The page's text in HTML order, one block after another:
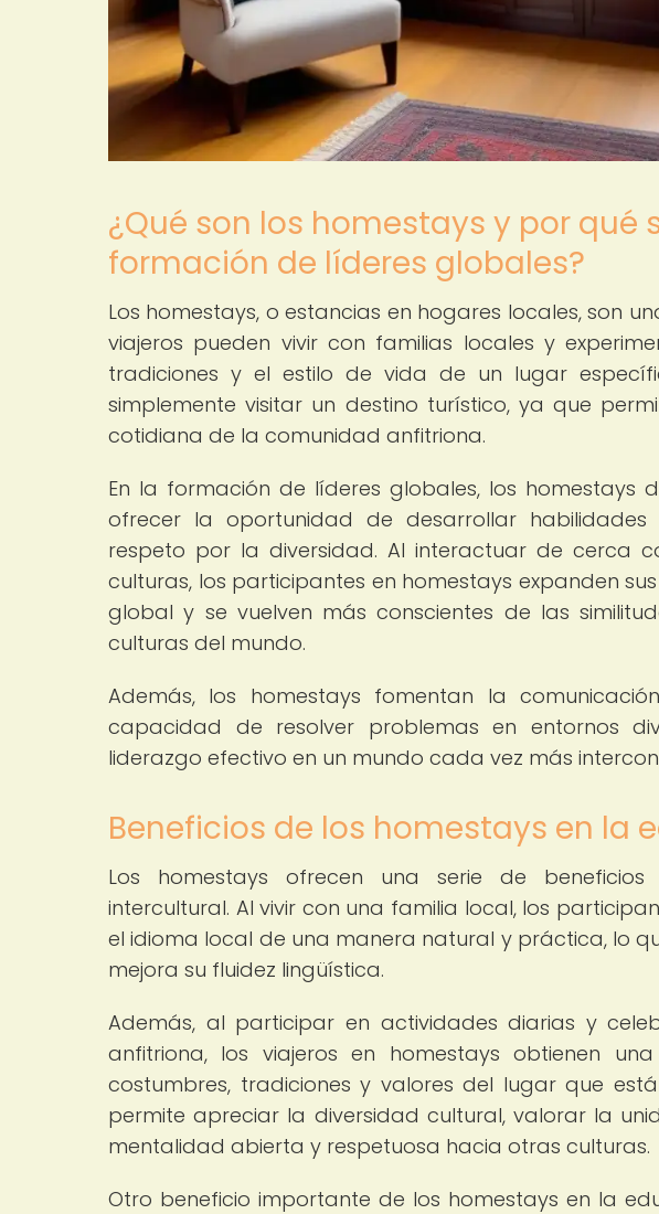
¿Qué son los homestays y por
formación de líderes globales?
Los homestays, o estancias en hogares locales, son
viajeros pueden vivir con familias locales y
tradiciones y el estilo de vida de un lugar
simplemente visitar un destino turístico, ya que
cotidiana de la comunidad anfitriona.
En la formación de líderes globales, los homestays
ofrecer la oportunidad de desarrollar habilidades
respeto por la diversidad. Al interactuar de cerca
culturas, los participantes en homestays expanden
global y se vuelven más conscientes de las
culturas del mundo.
Además, los homestays fomentan la
capacidad de resolver problemas en entornos
liderazgo efectivo en un mundo cada vez más
Beneficios de los homestays en la
Los homestays ofrecen una serie de
intercultural. Al vivir con una familia local, los
el idioma local de una manera natural y práctica, lo
mejora su fluidez lingüística.
Además, al participar en actividades diarias y
anfitriona, los viajeros en homestays obtienen
costumbres, tradiciones y valores del lugar que
permite apreciar la diversidad cultural, valorar la
mentalidad abierta y respetuosa hacia otras culturas.
Otro beneficio importante de los homestays en la